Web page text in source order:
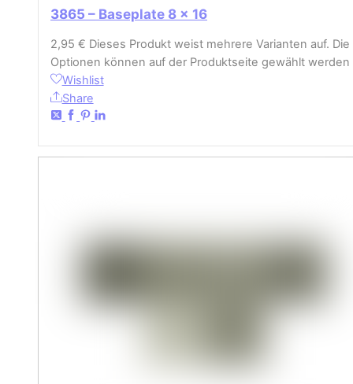
3865 – Baseplate 8 x 16
2,95 € Dieses Produkt weist mehrere Varianten auf. Die
Optionen können auf der Produktseite gewählt werden
Wishlist
Share